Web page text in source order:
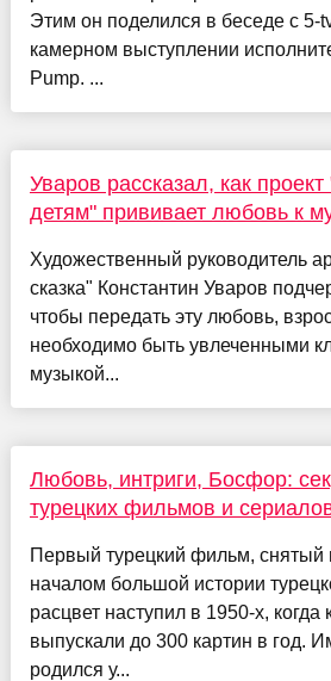
Этим он поделился в беседе с 5-
камерном выступлении
Pump. ...
Уваров рассказал, как
детям" прививает любовь к
Художественный руководитель
сказка" Константин Уваров
чтобы передать эту любовь,
необходимо быть увлеченными
музыкой...
Любовь, интриги, Босфор:
турецких фильмов и
Первый турецкий фильм, снятый
началом большой истории
расцвет наступил в 1950-х, когда
выпускали до 300 картин в год.
родился у...